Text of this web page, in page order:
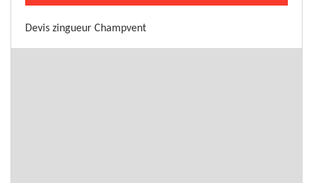
Devis zingueur Champvent